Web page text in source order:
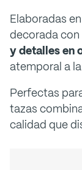
Elaboradas
decorada
y detalles en
atemporal a
Perfectas
tazas
calidad que